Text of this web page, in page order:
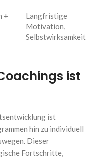
+
Langfristige
Motivation,
Selbstwirksamkeit
ist
ist
hin zu individuell
Dieser
Fortschritte,